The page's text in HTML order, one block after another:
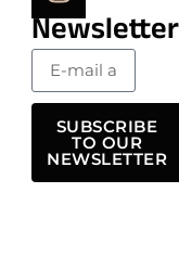
SUBSCRIBE
TO OUR
NEWSLETTER